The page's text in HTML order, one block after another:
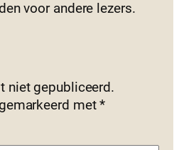
voor andere lezers.
niet gepubliceerd.
met*